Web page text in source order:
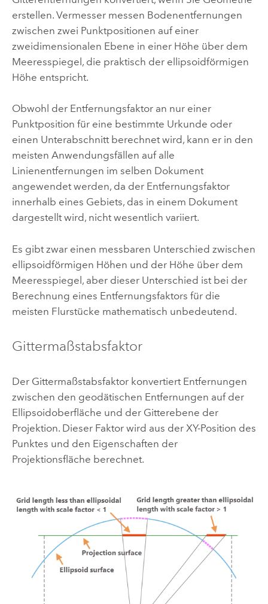
erstellen. Vermesser messen Bodenentfernungen
zwischen zwei Punktpositionen auf einer
zweidimensionalen Ebene in einer Höhe über dem
Meeresspiegel, die praktisch der ellipsoidförmigen
Höhe entspricht.
Obwohl der Entfernungsfaktor an nur einer
Punktposition für eine bestimmte Urkunde oder
einen Unterabschnitt berechnet wird, kann er in den
meisten Anwendungsfällen auf alle
Linienentfernungen im selben Dokument
angewendet werden, da der Entfernungsfaktor
innerhalb eines Gebiets, das in einem Dokument
dargestellt wird, nicht wesentlich variiert.
Es gibt zwar einen messbaren Unterschied zwischen
ellipsoidförmigen Höhen und der Höhe über dem
Meeresspiegel, aber dieser Unterschied ist bei der
Berechnung eines Entfernungsfaktors für die
meisten Flurstücke mathematisch unbedeutend.
Gittermaßstabsfaktor
Der Gittermaßstabsfaktor konvertiert Entfernungen
zwischen den geodätischen Entfernungen auf der
Ellipsoidoberfläche und der Gitterebene der
Projektion. Dieser Faktor wird aus der XY-Position des
Punktes und den Eigenschaften der
Projektionsfläche berechnet.